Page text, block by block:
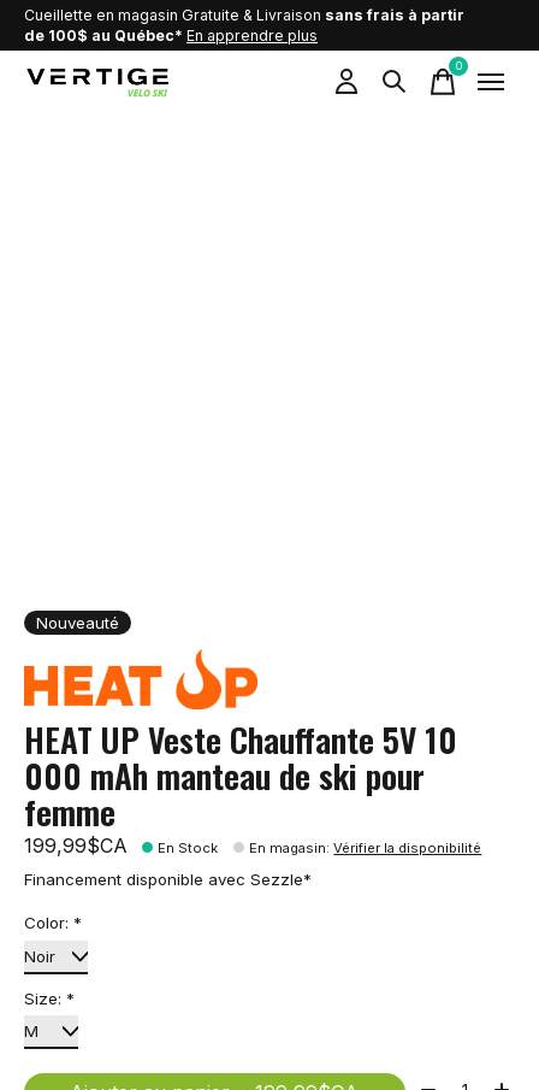
Cueillette en magasin Gratuite & Livraison sans frais à partir
de 100$ au Québec* En apprendre plus
0items
Nouveauté
HEAT UP Veste Chauffante 5V 10
000 mAh manteau de ski pour
femme
199,99$CA En Stock En magasin:Vérifier la disponibilité
Financement disponible avec Sezzle*
Color: *
Size: *